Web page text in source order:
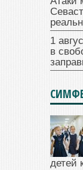
1
в
детей